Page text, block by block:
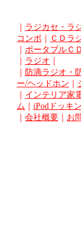
｜ ラジカセ・ラ
コンポ ｜ ＣＤラ
｜ ポータブルＣ
｜ ラジオ ｜
｜ 防滴ラジオ・
ー/ヘッドホン ｜
｜ インテリア家
ム ｜ iPodドッキ
｜ 会社概要 ｜ お